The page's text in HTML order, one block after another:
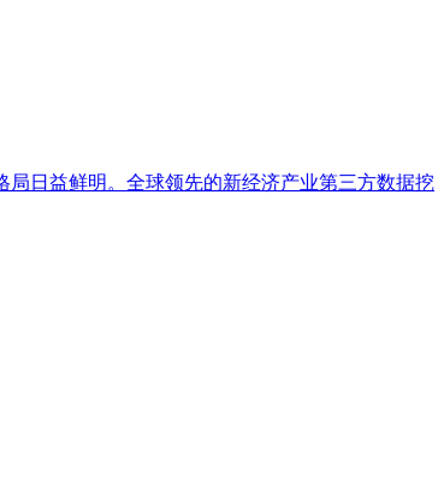
日益鲜明。全球领先的新经济产业第三方数据挖